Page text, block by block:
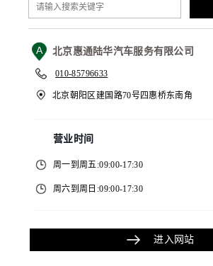
A 北京惠通陆华汽车服务有限公司
010-85796633
北京朝阳区建国路70号四惠桥东南角
营业时间
周一到周五:09:00-17:30
周六到周日:09:00-17:30
进入网站